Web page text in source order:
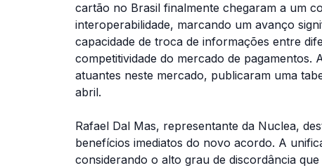
cartão no Brasil finalmente chegaram a um
interoperabilidade, marcando um avanço
capacidade de troca de informações entre
competitividade do mercado de pagamentos.
atuantes neste mercado, publicaram uma
abril.
Rafael Dal Mas, representante da Nuclea,
benefícios imediatos do novo acordo. A
considerando o alto grau de discordância